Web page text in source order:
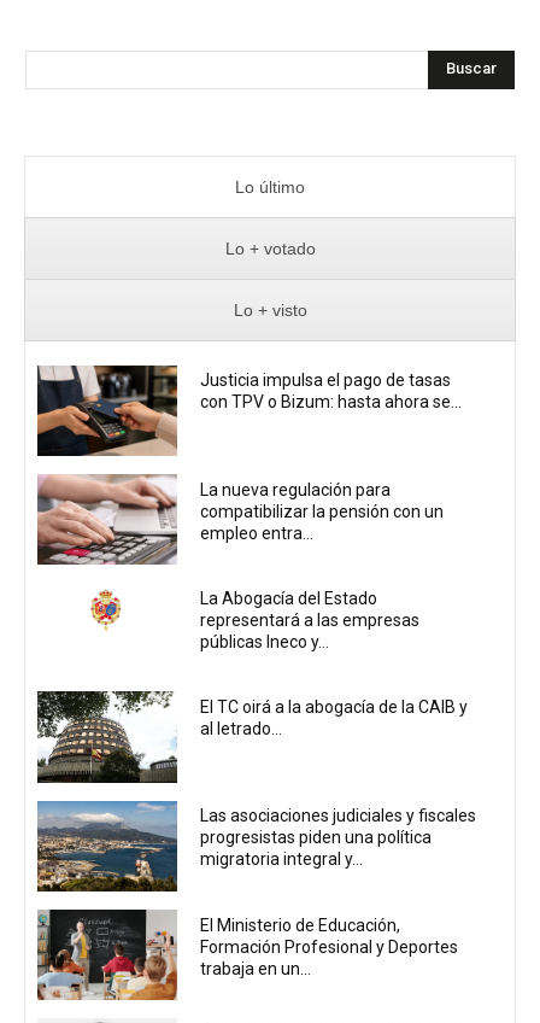
Buscar
Lo último
Lo + votado
Lo + visto
Justicia impulsa el pago de tasas
con TPV o Bizum: hasta ahora se...
La nueva regulación para
compatibilizar la pensión con un
empleo entra...
La Abogacía del Estado
representará a las empresas
públicas Ineco y...
El TC oirá a la abogacía de la CAIB y
al letrado...
Las asociaciones judiciales y fiscales
progresistas piden una política
migratoria integral y...
El Ministerio de Educación,
Formación Profesional y Deportes
trabaja en un...